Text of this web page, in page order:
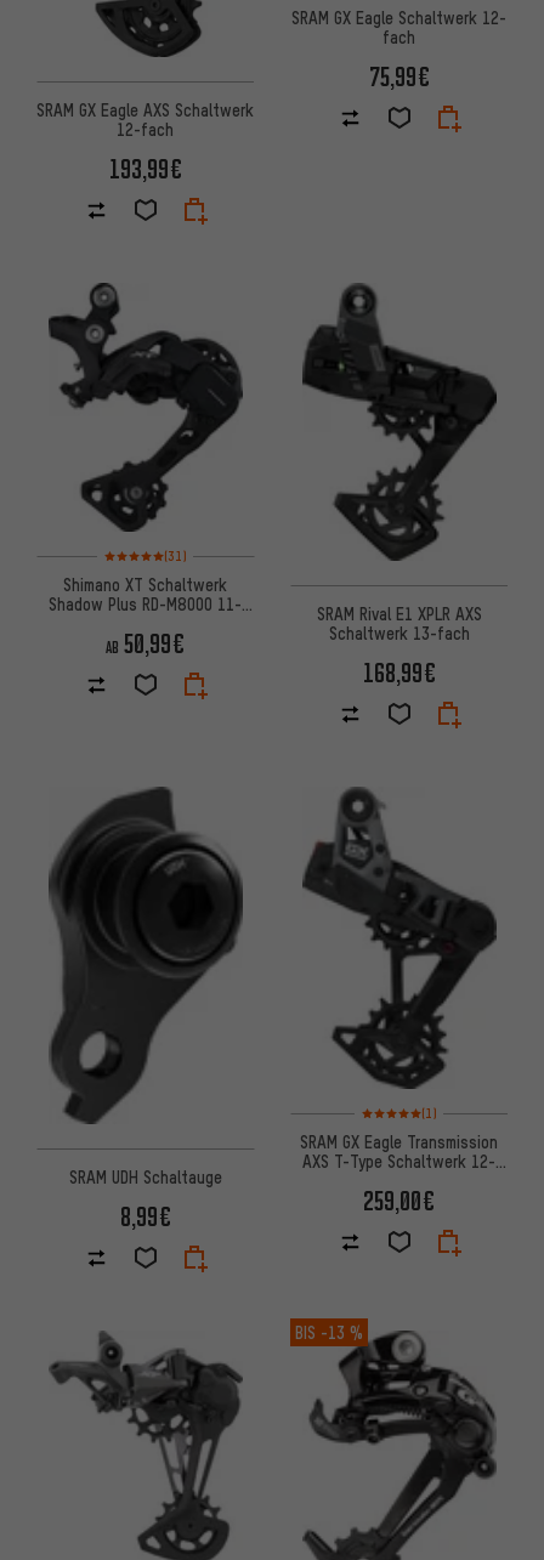
SRAM GX Eagle AXS Schaltwerk
12-fach
193,99€
SRAM GX Eagle Schaltwerk 12-
fach
75,99€
Bewertungen: 5 von 5 basierend auf 31 Bewertungen
(31)
Shimano XT Schaltwerk
Shadow Plus RD-M8000 11-
AB 50,99€
SRAM Rival E1 XPLR AXS
Schaltwerk 13-fach
168,99€
SRAM UDH Schaltauge
8,99€
Bewertungen: 5 von 5
(1)
SRAM GX Eagle Transmission
AXS T-Type Schaltwerk 12-
259,00€
BIS -13 %